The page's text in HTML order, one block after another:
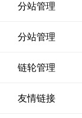
分站管理
分站管理
链轮管理
友情链接